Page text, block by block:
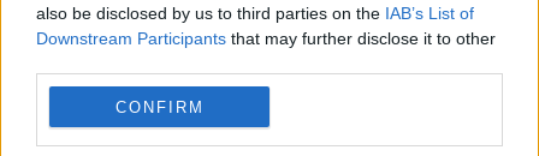
also be disclosed by us to third parties on the IAB’s List of
Downstream Participants that may further disclose it to other
CONFIRM
biserica ortodoxa romana colinde craciun
Dumnezeu
religie slujbă